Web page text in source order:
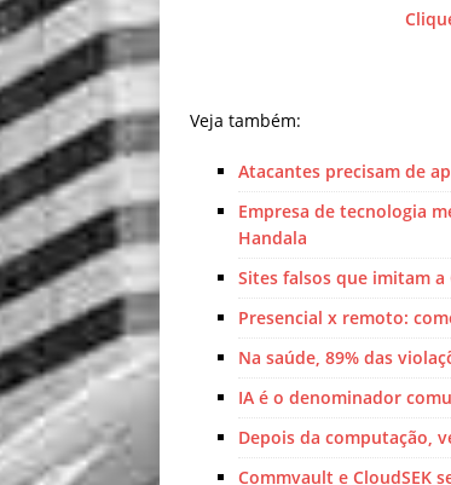
Veja também:
Atacantes precisam de
Empresa de tecnologia
Handala
Sites falsos que imitam a
Presencial x remoto:
Na saúde, 89% das
IA é o denominador
Depois da computação,
Commvault e CloudSEK